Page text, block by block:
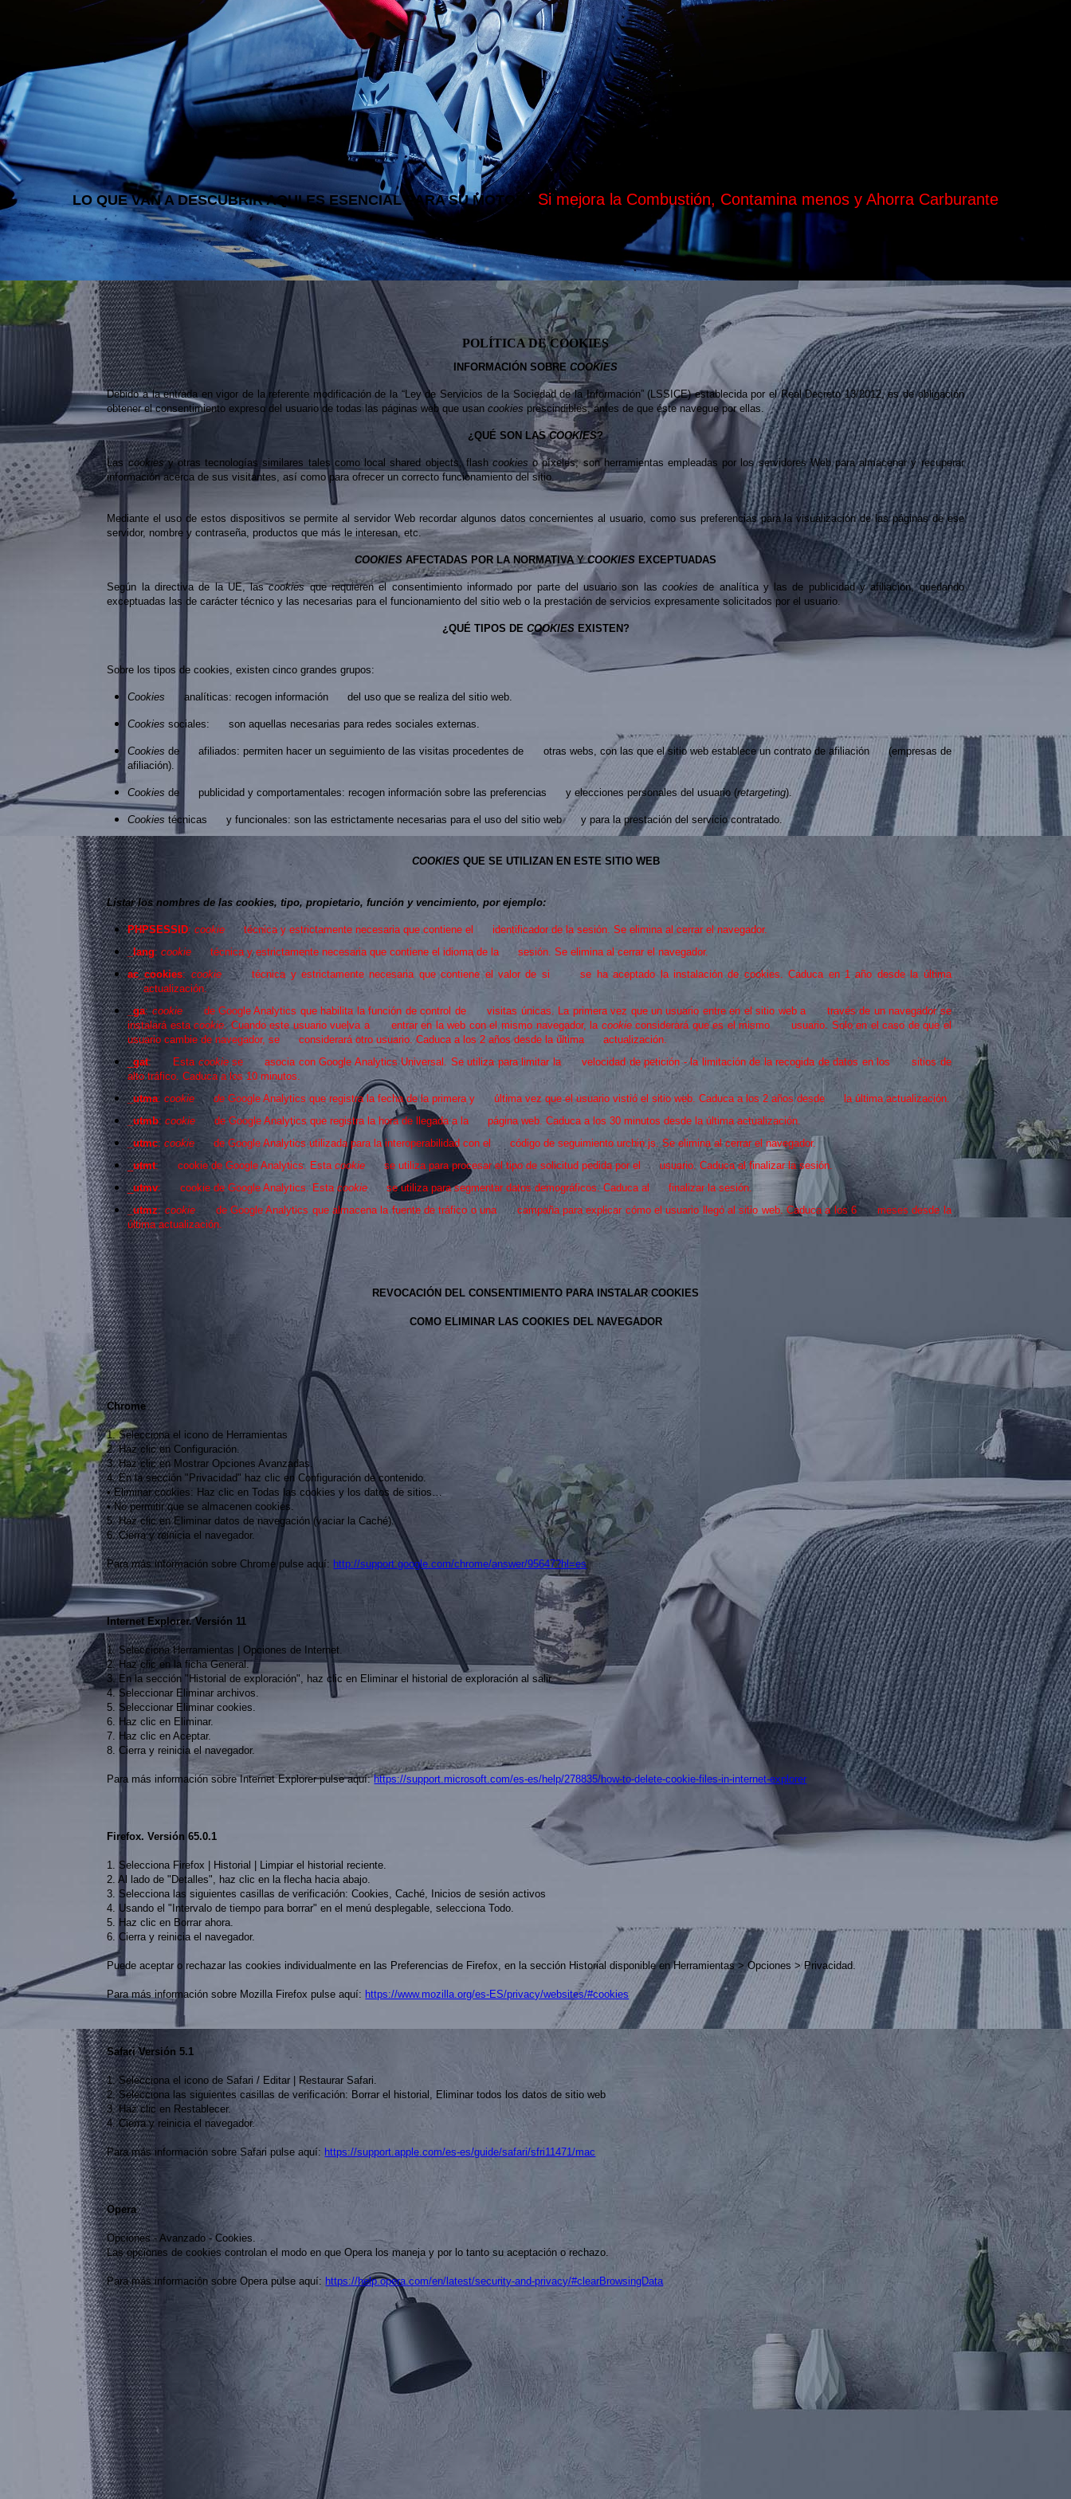
LO QUE VAN A DESCUBRIR AQUI ES ESENCIAL PARA SU MOTOR Si mejora la Combustión, Contamina menos y Ahorra Carburante
POLÍTICA DE COOKIES
INFORMACIÓN SOBRE COOKIES
Debido a la entrada en vigor de la referente modificación de la “Ley de Servicios de la Sociedad de la Información” (LSSICE) establecida por el Real Decreto 13/2012, es de obligación
obtener el consentimiento expreso del usuario de todas las páginas web que usancookies prescindibles, antes de que éste navegue por ellas.
¿QUÉ SON LASCOOKIES?
Las cookiesy otras tecnologías similares tales como local shared objects, flash cookieso píxeles, son herramientas empleadas por los servidores Web para almacenar y recuperar
información acerca de sus visitantes, así como para ofrecer un correcto funcionamiento del sitio.
Mediante el uso de estos dispositivos se permite al servidor Web recordar algunos datos concernientes al usuario, como sus preferencias para la visualización de las páginas de ese
servidor, nombre y contraseña, productos que más le interesan, etc.
COOKIES AFECTADAS POR LA NORMATIVA YCOOKIES EXCEPTUADAS
Según la directiva de la UE, lascookiesque requieren el consentimiento informado por parte del usuario son las cookiesde analítica y las de publicidad y afiliación, quedando
exceptuadas las de carácter técnico y las necesarias para el funcionamiento del sitio web o la prestación de servicios expresamente solicitados por el usuario.
¿QUÉ TIPOS DE COOKIES EXISTEN?
Sobre los tipos de cookies, existen cinco grandes grupos:
Cookiesanalíticas: recogen información del uso que se realiza del sitio web.
Cookiessociales: son aquellas necesarias para redes sociales externas.
Cookiesde afiliados: permiten hacer un seguimiento de las visitas procedentes de otras webs, con las que el sitio web establece un contrato de afiliación (empresas de
afiliación).
Cookiesde publicidad y comportamentales: recogen información sobre las preferencias y elecciones personales del usuario (retargeting).
Cookiestécnicas y funcionales: son las estrictamente necesarias para el uso del sitio web y para la prestación del servicio contratado.
COOKIES QUE SE UTILIZAN EN ESTE SITIO WEB
Listar los nombres de las cookies, tipo, propietario, función y vencimiento, por ejemplo:
PHPSESSID:cookietécnica y estrictamente necesaria que contiene el identificador de la sesión. Se elimina al cerrar el navegador.
_lang:cookietécnica y estrictamente necesaria que contiene el idioma de la sesión. Se elimina al cerrar el navegador.
ac_cookies: cookietécnica y estrictamente necesaria que contiene el valor de si se ha aceptado la instalación de cookies. Caduca en 1 año desde la última
actualización.
_ga:cookie de Google Analytics que habilita la función de control de visitas únicas. La primera vez que un usuario entre en el sitio web a través de un navegador se
instalará estacookie. Cuando este usuario vuelva a entrar en la web con el mismo navegador, la cookieconsiderará que es el mismo usuario. Solo en el caso de que el
usuario cambie de navegador, se considerará otro usuario. Caduca a los 2 años desde la última actualización.
_gat: Esta cookiese asocia con Google Analytics Universal. Se utiliza para limitar la velocidad de petición - la limitación de la recogida de datos en los sitios de
alto tráfico. Caduca a los 10 minutos.
_utma:cookie deGoogle Analytics que registra la fecha de la primera y última vez que el usuario vistió el sitio web. Caduca a los 2 años desde la última actualización.
_utmb:cookiede Google Analytics que registra la hora de llegada a la página web. Caduca a los 30 minutos desde la última actualización.
_utmc:cookiede Google Analytics utilizada para la interoperabilidad con el código de seguimiento urchin.js. Se elimina al cerrar el navegador.
_utmt: cookie de Google Analytics. Estacookiese utiliza para procesar el tipo de solicitud pedida por el usuario. Caduca al finalizar la sesión.
_utmv: cookie de Google Analytics. Estacookiese utiliza para segmentar datos demográficos. Caduca al finalizar la sesión.
_utmz: cookie de Google Analytics que almacena la fuente de tráfico o una campaña para explicar cómo el usuario llegó al sitio web. Caduca a los 6 meses desde la
última actualización.
REVOCACIÓN DEL CONSENTIMIENTO PARA INSTALAR COOKIES
COMO ELIMINAR LAS COOKIES DEL NAVEGADOR
Chrome
1. Selecciona el icono de Herramientas
2. Haz clic en Configuración.
3. Haz clic en Mostrar Opciones Avanzadas.
4. En la sección "Privacidad" haz clic en Configuración de contenido.
• Eliminar cookies: Haz clic en Todas las cookies y los datos de sitios…
• No permitir que se almacenen cookies.
5. Haz clic en Eliminar datos de navegación (vaciar la Caché).
6. Cierra y reinicia el navegador.
Para más información sobre Chrome pulse aquí: http://support.google.com/chrome/answer/95647?hl=es
Internet Explorer. Versión 11
1. Selecciona Herramientas | Opciones de Internet.
2. Haz clic en la ficha General.
3. En la sección "Historial de exploración", haz clic en Eliminar el historial de exploración al salir.
4. Seleccionar Eliminar archivos.
5. Seleccionar Eliminar cookies.
6. Haz clic en Eliminar.
7. Haz clic en Aceptar.
8. Cierra y reinicia el navegador.
Para más información sobre Internet Explorer pulse aquí:https://support.microsoft.com/es-es/help/278835/how-to-delete-cookie-files-in-internet-explorer
Firefox. Versión 65.0.1
1. Selecciona Firefox | Historial | Limpiar el historial reciente.
2. Al lado de "Detalles", haz clic en la flecha hacia abajo.
3. Selecciona las siguientes casillas de verificación: Cookies, Caché, Inicios de sesión activos
4. Usando el "Intervalo de tiempo para borrar" en el menú desplegable, selecciona Todo.
5. Haz clic en Borrar ahora.
6. Cierra y reinicia el navegador.
Puede aceptar o rechazar las cookies individualmente en las Preferencias de Firefox, en la sección Historial disponible en Herramientas > Opciones > Privacidad.
Para más información sobre Mozilla Firefox pulse aquí: https://www.mozilla.org/es-ES/privacy/websites/#cookies
Safari Versión 5.1
1. Selecciona el icono de Safari / Editar | Restaurar Safari.
2. Selecciona las siguientes casillas de verificación: Borrar el historial, Eliminar todos los datos de sitio web
3. Haz clic en Restablecer.
4. Cierra y reinicia el navegador.
Para más información sobre Safari pulse aquí: https://support.apple.com/es-es/guide/safari/sfri11471/mac
Opera
Opciones - Avanzado - Cookies.
Las opciones de cookies controlan el modo en que Opera los maneja y por lo tanto su aceptación o rechazo.
Para más información sobre Opera pulse aquí: https://help.opera.com/en/latest/security-and-privacy/#clearBrowsingData